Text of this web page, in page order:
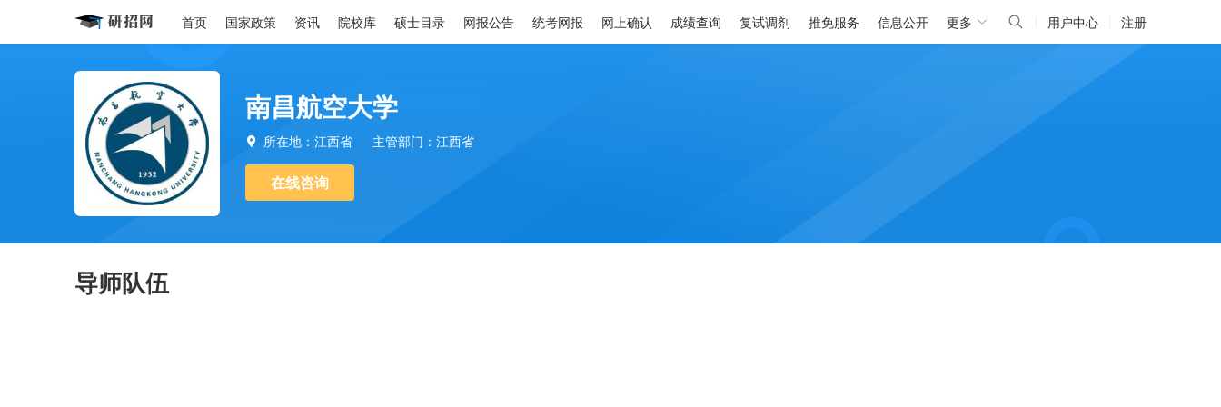
首页 国家政策 资讯 院校库 硕士目录 网报公告 统考网报 网上确认 成绩查询 复试调剂 推免服务 信息公开 更多 用户中心 注册
南昌航空大学
 所在地：江西省 主管部门：江西省
在线咨询
导师队伍